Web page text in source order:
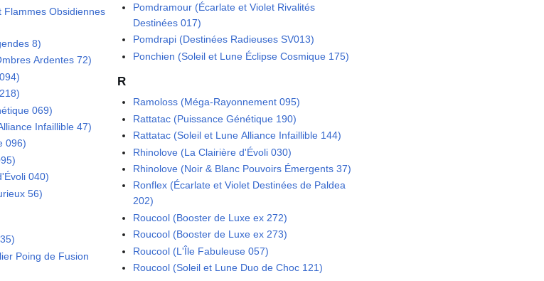
Flammes Obsidiennes
8)
Ardentes 72)
069)
Infaillible 47)
096)
040)
56)
Poing de Fusion
Pomdramour (Écarlate et Violet Rivalités
Destinées 017)
Pomdrapi (Destinées Radieuses SV013)
Ponchien (Soleil et Lune Éclipse Cosmique 175)
R
Ramoloss (Méga-Rayonnement 095)
Rattatac (Puissance Génétique 190)
Rattatac (Soleil et Lune Alliance Infaillible 144)
Rhinolove (La Clairière d'Évoli 030)
Rhinolove (Noir & Blanc Pouvoirs Émergents 37)
Ronflex (Écarlate et Violet Destinées de Paldea
202)
Roucool (Booster de Luxe ex 272)
Roucool (Booster de Luxe ex 273)
Roucool (L'Île Fabuleuse 057)
Roucool (Soleil et Lune Duo de Choc 121)